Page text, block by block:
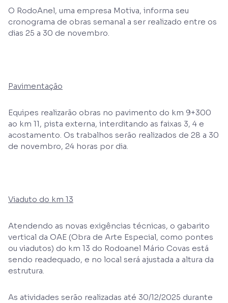
O RodoAnel, uma empresa Motiva, informa seu
cronograma de obras semanal a ser realizado entre os
dias 25 a 30 de novembro.
Pavimentação
Equipes realizarão obras no pavimento do km 9+300
ao km 11, pista externa, interditando as faixas 3, 4 e
acostamento. Os trabalhos serão realizados de 28 a 30
de novembro, 24 horas por dia.
Viaduto do km 13
Atendendo as novas exigências técnicas, o gabarito
vertical da OAE (Obra de Arte Especial, como pontes
ou viadutos) do km 13 do Rodoanel Mário Covas está
sendo readequado, e no local será ajustada a altura da
estrutura.
As atividades serão realizadas até 30/12/2025 durante